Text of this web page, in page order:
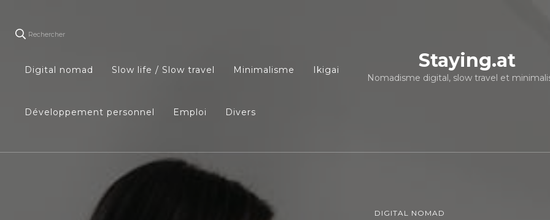
Rechercher
Digital nomad Slow life / Slow travel Minimalisme Ikigai Staying.at
Nomadisme digital, slow travel et
Développement personnel Emploi Divers
DIGITAL NOMAD